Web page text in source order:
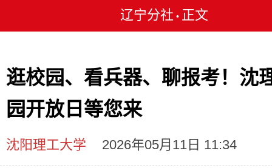
辽宁分社 • 正文
逛校园、看兵器、聊报考！沈
园开放日等您来
沈阳理工大学 2026年05月11日 11:34